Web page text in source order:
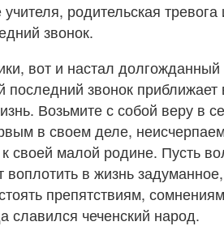
родительская тревога
звонок.
вот и настал
звонок приближает
Возьмите с собой веру в
в своем деле,
своей малой родине. Пусть
воплотить в жизнь
препятствиям,
славился чеченский народ.